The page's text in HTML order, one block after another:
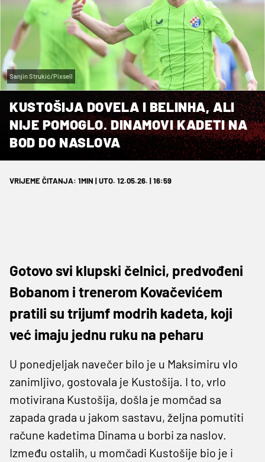
Sanjin Strukić/Pixsell
KUSTOŠIJA DOVELA I BELINHA, ALI
NIJE POMOGLO. DINAMOVI KADETI NA
BOD DO NASLOVA
VRIJEME ČITANJA: 1MIN | UTO. 12.05.26. | 16:59
Gotovo svi klupski čelnici, predvođeni
Bobanom i trenerom Kovačevićem
pratili su trijumf modrih kadeta, koji
već imaju jednu ruku na peharu
U ponedjeljak navečer bilo je u Maksimiru vlo
zanimljivo, gostovala je Kustošija. I to, vrlo
motivirana Kustošija, došla je momčad sa
zapada grada u jakom sastavu, željna pomutiti
račune kadetima Dinama u borbi za naslov.
Između ostalih, u momčadi Kustošije bio je i